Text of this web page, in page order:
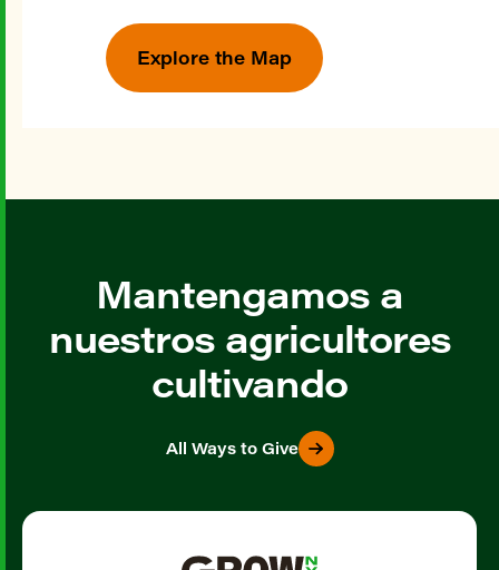
Explore the Map
Mantengamos a
nuestros agricultores
cultivando
All Ways to Give